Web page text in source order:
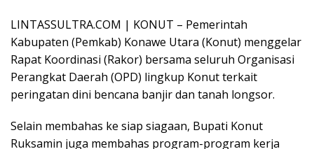
LINTASSULTRA.COM | KONUT – Pemerintah
Kabupaten (Pemkab) Konawe Utara (Konut) menggelar
Rapat Koordinasi (Rakor) bersama seluruh Organisasi
Perangkat Daerah (OPD) lingkup Konut terkait
peringatan dini bencana banjir dan tanah longsor.
Selain membahas ke siap siagaan, Bupati Konut
Ruksamin juga membahas program-program kerja